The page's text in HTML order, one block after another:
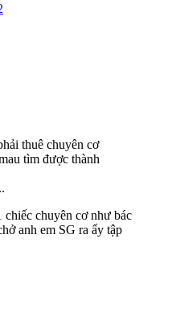
thuê chuyên cơ
tìm được thành
chuyên cơ như bác
anh em SG ra ấy tập